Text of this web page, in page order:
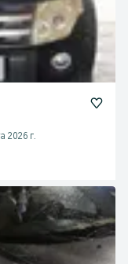
2026 г.